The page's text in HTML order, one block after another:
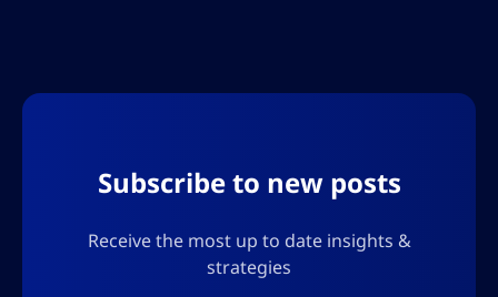
Subscribe to new posts
Receive the most up to date insights &
strategies